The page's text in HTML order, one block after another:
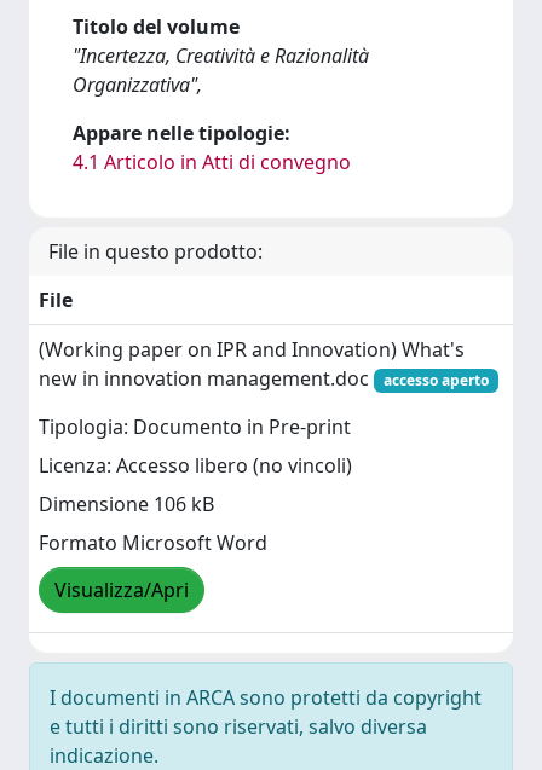
Titolo del volume
"Incertezza, Creatività e Razionalità
Organizzativa",
Appare nelle tipologie:
4.1 Articolo in Atti di convegno
File in questo prodotto:
File
(Working paper on IPR and Innovation) What's
new in innovation management.doc
accesso aperto
Tipologia: Documento in Pre-print
Licenza: Accesso libero (no vincoli)
Dimensione 106 kB
Formato Microsoft Word
Visualizza/Apri
I documenti in ARCA sono protetti da copyright
e tutti i diritti sono riservati, salvo diversa
indicazione.